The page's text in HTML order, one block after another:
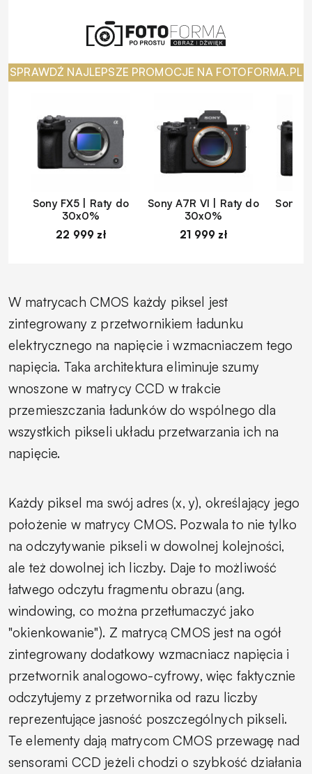
SPRAWDŹ NAJLEPSZE PROMOCJE NA FOTOFORMA.PL
Sony FX5 | Raty do
30x0%
22 999 zł
Sony A7R VI | Raty do
30x0%
21 999 zł
Sony
W matrycach CMOS każdy piksel jest
zintegrowany z przetwornikiem ładunku
elektrycznego na napięcie i wzmacniaczem tego
napięcia. Taka architektura eliminuje szumy
wnoszone w matrycy CCD w trakcie
przemieszczania ładunków do wspólnego dla
wszystkich pikseli układu przetwarzania ich na
napięcie.
Każdy piksel ma swój adres (x, y), określający jego
położenie w matrycy CMOS. Pozwala to nie tylko
na odczytywanie pikseli w dowolnej kolejności,
ale też dowolnej ich liczby. Daje to możliwość
łatwego odczytu fragmentu obrazu (ang.
windowing, co można przetłumaczyć jako
"okienkowanie"). Z matrycą CMOS jest na ogół
zintegrowany dodatkowy wzmacniacz napięcia i
przetwornik analogowo-cyfrowy, więc faktycznie
odczytujemy z przetwornika od razu liczby
reprezentujące jasność poszczególnych pikseli.
Te elementy dają matrycom CMOS przewagę nad
sensorami CCD jeżeli chodzi o szybkość działania